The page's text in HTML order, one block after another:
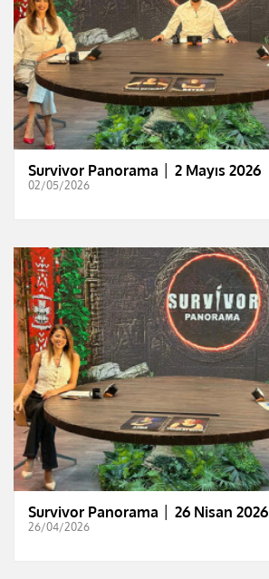
Survivor Panorama │ 2 Mayıs 2026
02/05/2026
Survivor Panorama │ 26 Nisan 2026
26/04/2026